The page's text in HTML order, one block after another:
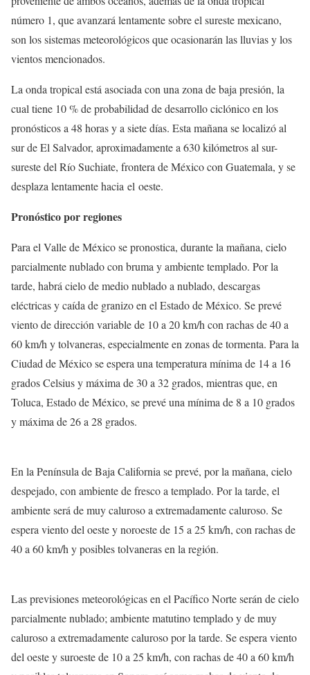
número 1, que avanzará lentamente sobre el sureste mexicano,
son los sistemas meteorológicos que ocasionarán las lluvias y los
vientos mencionados.
La onda tropical está asociada con una zona de baja presión, la
cual tiene 10 % de probabilidad de desarrollo ciclónico en los
pronósticos a 48 horas y a siete días. Esta mañana se localizó al
sur de El Salvador, aproximadamente a 630 kilómetros al sur-
sureste del Río Suchiate, frontera de México con Guatemala, y se
desplaza lentamente hacia el oeste.
Pronóstico por regiones
Para el Valle de México se pronostica, durante la mañana, cielo
parcialmente nublado con bruma y ambiente templado. Por la
tarde, habrá cielo de medio nublado a nublado, descargas
eléctricas y caída de granizo en el Estado de México. Se prevé
viento de dirección variable de 10 a 20 km/h con rachas de 40 a
60 km/h y tolvaneras, especialmente en zonas de tormenta. Para la
Ciudad de México se espera una temperatura mínima de 14 a 16
grados Celsius y máxima de 30 a 32 grados, mientras que, en
Toluca, Estado de México, se prevé una mínima de 8 a 10 grados
y máxima de 26 a 28 grados.
En la Península de Baja California se prevé, por la mañana, cielo
despejado, con ambiente de fresco a templado. Por la tarde, el
ambiente será de muy caluroso a extremadamente caluroso. Se
espera viento del oeste y noroeste de 15 a 25 km/h, con rachas de
40 a 60 km/h y posibles tolvaneras en la región.
Las previsiones meteorológicas en el Pacífico Norte serán de cielo
parcialmente nublado; ambiente matutino templado y de muy
caluroso a extremadamente caluroso por la tarde. Se espera viento
del oeste y suroeste de 10 a 25 km/h, con rachas de 40 a 60 km/h